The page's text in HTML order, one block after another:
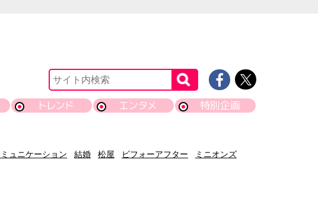
トレンド エンタメ 特別企画
ミュニケーション 結婚 松屋 ビフォーアフター
ミニオンズ